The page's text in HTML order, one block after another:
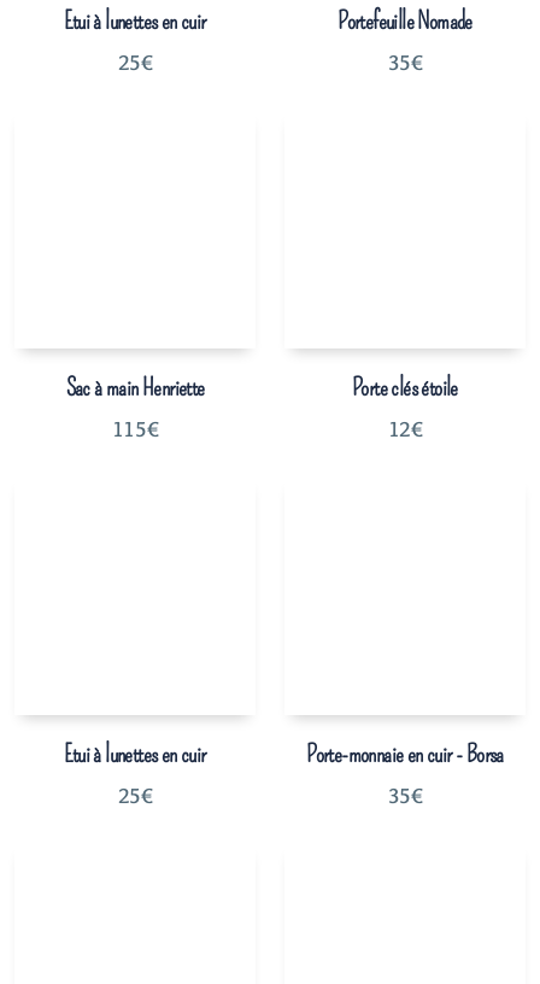
Etui à lunettes en cuir
25€
Portefeuille Nomade
35€
Sac à main Henriette
115€
Porte clés étoile
12€
Etui à lunettes en cuir
25€
Porte-monnaie en cuir - Borsa
35€